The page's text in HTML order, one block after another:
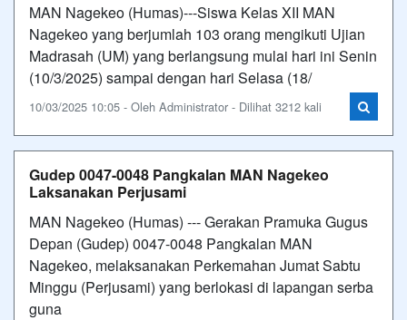
MAN Nagekeo (Humas)---Siswa Kelas XII MAN
Nagekeo yang berjumlah 103 orang mengikuti Ujian
Madrasah (UM) yang berlangsung mulai hari ini Senin
(10/3/2025) sampai dengan hari Selasa (18/
10/03/2025 10:05 - Oleh Administrator - Dilihat 3212 kali
Gudep 0047-0048 Pangkalan MAN Nagekeo
Laksanakan Perjusami
MAN Nagekeo (Humas) --- Gerakan Pramuka Gugus
Depan (Gudep) 0047-0048 Pangkalan MAN
Nagekeo, melaksanakan Perkemahan Jumat Sabtu
Minggu (Perjusami) yang berlokasi di lapangan serba
guna